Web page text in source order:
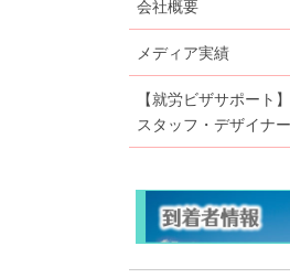
会社概要
メディア実績
【就労ビザサポー
スタッフ・デザイナ